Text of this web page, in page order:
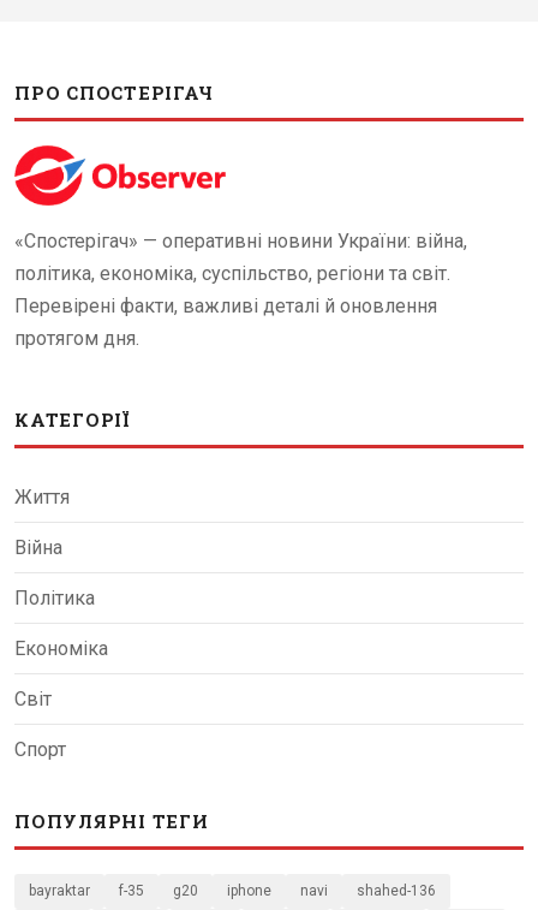
ПРО СПОСТЕРІГАЧ
«Спостерігач» — оперативні новини України: війна,
політика, економіка, суспільство, регіони та світ.
Перевірені факти, важливі деталі й оновлення
протягом дня.
КАТЕГОРІЇ
Життя
Війна
Політика
Економіка
Світ
Спорт
ПОПУЛЯРНІ ТЕГИ
bayraktar f-35 g20 iphone navi shahed-136